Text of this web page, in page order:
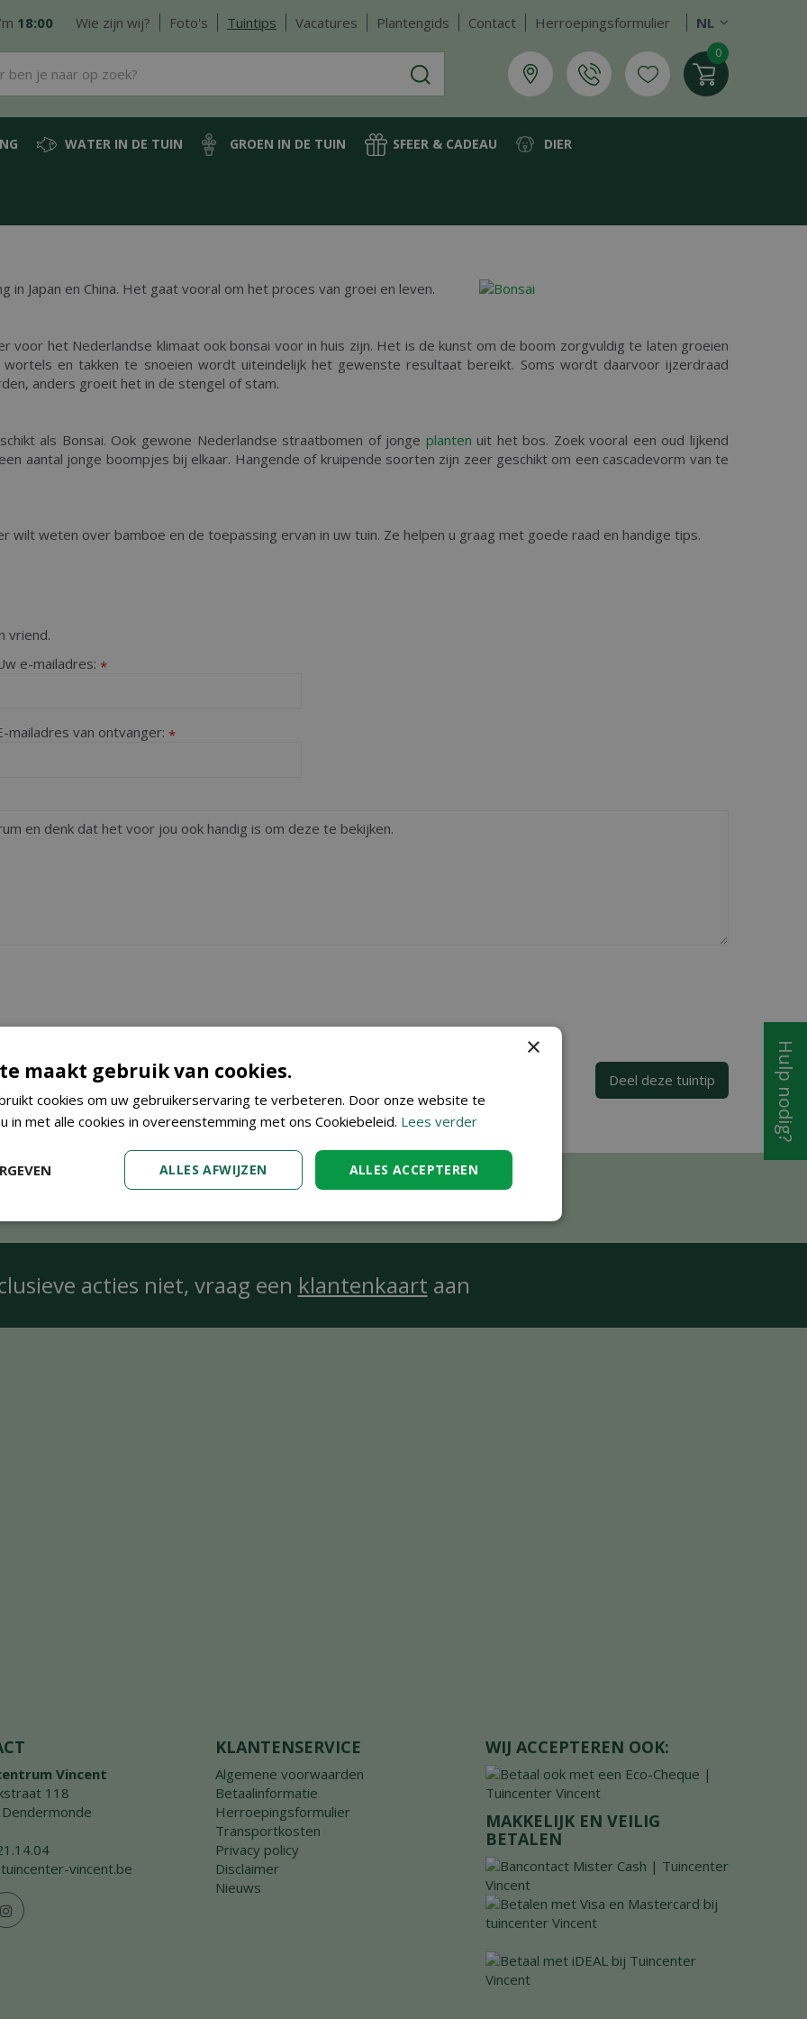
18:00 Wie zijn wij? Foto's Tuintips Vacatures Plantengids Contact Herroepingsformulier NL
WATER IN DE TUIN GROEN IN DE TUIN SFEER & CADEAU DIER
in Japan en China. Het gaat vooral om het proces van groei en leven.
voor het Nederlandse klimaat ook bonsai voor in huis zijn. Het is de kunst om de boom zorgvuldig te laten groeien
wortels en takken te snoeien wordt uiteindelijk het gewenste resultaat bereikt. Soms wordt daarvoor ijzerdraad
anders groeit het in de stengel of stam.
als Bonsai. Ook gewone Nederlandse straatbomen of jonge planten uit het bos. Zoek vooral een oud lijkend
aantal jonge boompjes bij elkaar. Hangende of kruipende soorten zijn zeer geschikt om een cascadevorm van te
wilt weten over bamboe en de toepassing ervan in uw tuin. Ze helpen u graag met goede raad en handige tips.
vriend.
e-mailadres: *
mailadres van ontvanger: *
acties niet, vraag een klantenkaart aan
Vincent
118
vincent.be
KLANTENSERVICE
Algemene voorwaarden
Betaalinformatie
Herroepingsformulier
Transportkosten
Privacy policy
Disclaimer
Nieuws
WIJ ACCEPTEREN OOK:
MAKKELIJK EN VEILIG
BETALEN
Hulp nodig?
×
maakt gebruik van cookies.
cookies om uw gebruikerservaring te verbeteren. Door onze website te
in met alle cookies in overeenstemming met ons Cookiebeleid. Lees verder
ALLES ACCEPTEREN
ALLES AFWIJZEN